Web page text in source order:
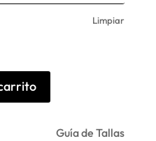
Limpiar
Guía de Tallas